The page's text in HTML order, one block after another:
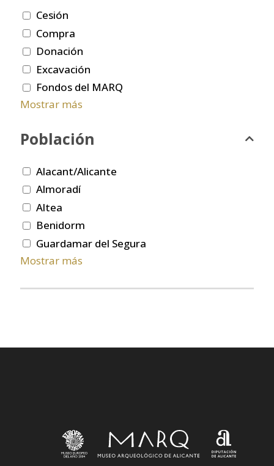
Cesión
Compra
Donación
Excavación
Fondos del MARQ
Mostrar más
Población
Alacant/Alicante
Almoradí
Altea
Benidorm
Guardamar del Segura
Mostrar más